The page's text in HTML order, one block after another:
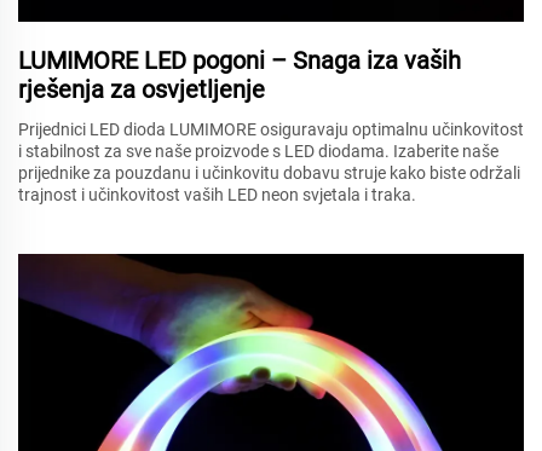
LUMIMORE LED pogoni – Snaga iza vaših
rješenja za osvjetljenje
Prijednici LED dioda LUMIMORE osiguravaju optimalnu učinkovitost
i stabilnost za sve naše proizvode s LED diodama. Izaberite naše
prijednike za pouzdanu i učinkovitu dobavu struje kako biste održali
trajnost i učinkovitost vaših LED neon svjetala i traka.